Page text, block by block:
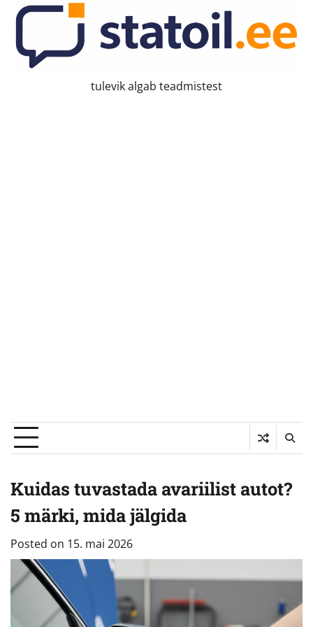
Skip
content
tulevik algab teadmistest
Kuidas tuvastada avariilist autot?
5 märki, mida jälgida
Posted on 15. mai 2026